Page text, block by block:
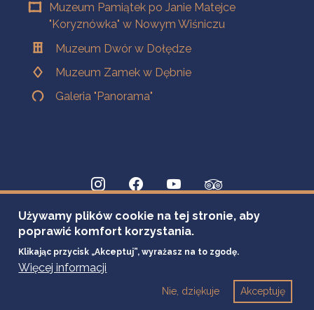
Muzeum Pamiątek po Janie Matejce
"Koryznówka" w Nowym Wiśniczu
Muzeum Dwór w Dołędze
Muzeum Zamek w Dębnie
Galeria "Panorama"
Używamy plików cookie na tej stronie, aby
poprawić komfort korzystania.
Klikając przycisk „Akceptuj”, wyrażasz na to zgodę.
Więcej informacji
Akceptuję
Nie, dziękuje